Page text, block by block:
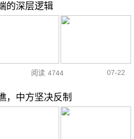
的深层逻辑
阅读 4744 07-22
，中方坚决反制